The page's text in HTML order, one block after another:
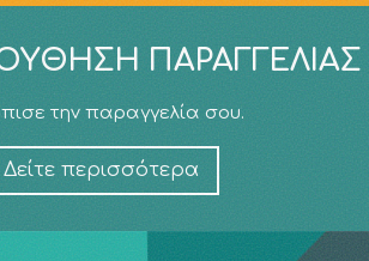
ΠΑΡΑΓΓΕΛΊΑΣ
την παραγγελία σου.
Δείτε περισσότερα